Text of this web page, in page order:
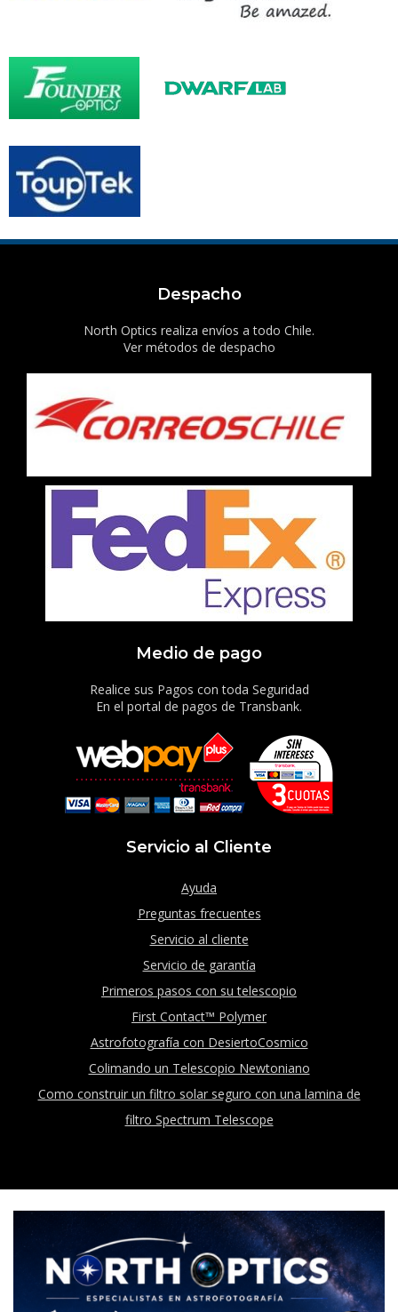
Despacho
North Optics realiza envíos a todo Chile.
Ver métodos de despacho
Medio de pago
Realice sus Pagos con toda Seguridad
En el portal de pagos de Transbank.
Servicio al Cliente
Ayuda
Preguntas frecuentes
Servicio al cliente
Servicio de garantía
Primeros pasos con su telescopio
First Contact™ Polymer
Astrofotografía con DesiertoCosmico
Colimando un Telescopio Newtoniano
Como construir un filtro solar seguro con una lamina de
filtro Spectrum Telescope